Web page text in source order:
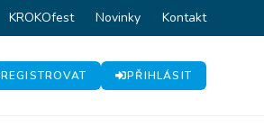
KROKOfest Novinky Kontakt
REGISTROVAT PŘIHLÁSIT